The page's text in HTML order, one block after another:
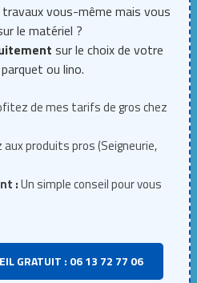
vous-même mais vous
le matériel ?
sur le choix de votre
ou lino.
de mes tarifs de gros chez
aux produits pros (Seigneurie,
:Un simple conseil pour vous
GRATUIT : 06 13 72 77 06